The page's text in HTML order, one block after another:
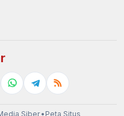
Siber• Peta Situs